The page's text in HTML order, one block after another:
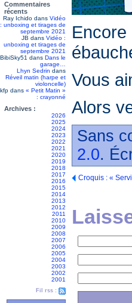
Commentaires
récents
Ray Ichido dans Vidéo
: unboxing et tirages de
septembre 2021
JB dans Vidéo :
unboxing et tirages de
septembre 2021
BibiSky51 dans Dans le
garage…
Lhyn Sedrin dans
Réveil matin (harpe et
violoncelle)
kfp dans « Petit Matin »
: crayonné
Archives :
2026
2025
2024
2023
2022
2021
2020
2019
2018
2017
2016
2015
2014
2013
2012
2011
2010
2009
2008
2007
2006
2005
2004
2003
2002
2001
Fil rss :
Encore
Vous
Alors
Sans
2.0.
Croquis : «